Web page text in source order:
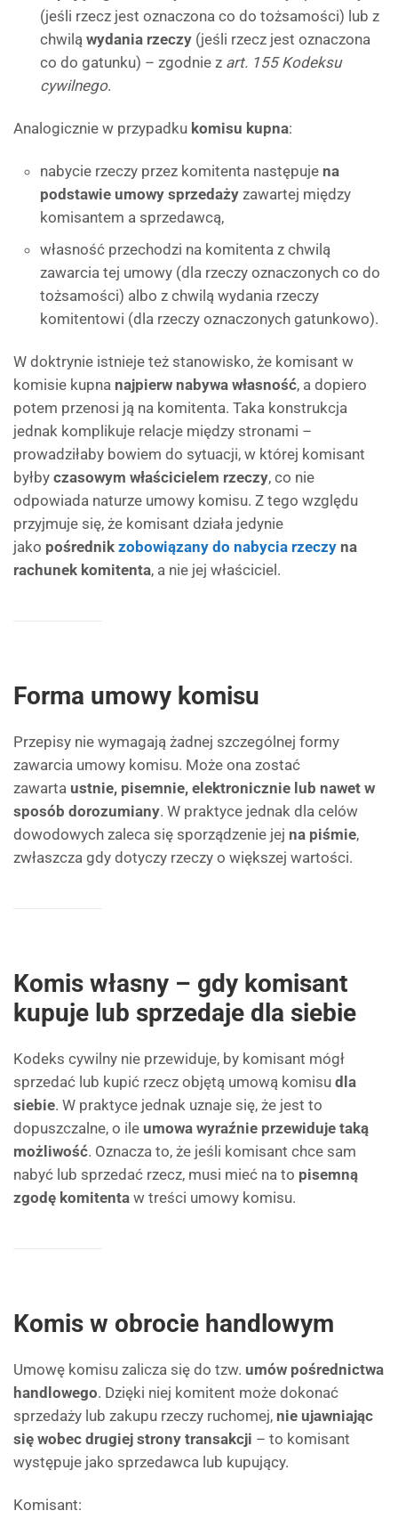
(jeśli rzecz jest oznaczona co do tożsamości) lub z
chwilą wydania rzeczy (jeśli rzecz jest oznaczona
co do gatunku) – zgodnie z art. 155 Kodeksu
cywilnego.
Analogicznie w przypadku komisu kupna:
nabycie rzeczy przez komitenta następuje na
podstawie umowy sprzedaży zawartej między
komisantem a sprzedawcą,
własność przechodzi na komitenta z chwilą
zawarcia tej umowy (dla rzeczy oznaczonych co do
tożsamości) albo z chwilą wydania rzeczy
komitentowi (dla rzeczy oznaczonych gatunkowo).
W doktrynie istnieje też stanowisko, że komisant w
komisie kupna najpierw nabywa własność, a dopiero
potem przenosi ją na komitenta. Taka konstrukcja
jednak komplikuje relacje między stronami –
prowadziłaby bowiem do sytuacji, w której komisant
byłby czasowym właścicielem rzeczy, co nie
odpowiada naturze umowy komisu. Z tego względu
przyjmuje się, że komisant działa jedynie
jako pośrednik zobowiązany do nabycia rzeczy na
rachunek komitenta, a nie jej właściciel.
Forma umowy komisu
Przepisy nie wymagają żadnej szczególnej formy
zawarcia umowy komisu. Może ona zostać
zawarta ustnie, pisemnie, elektronicznie lub nawet w
sposób dorozumiany. W praktyce jednak dla celów
dowodowych zaleca się sporządzenie jej na piśmie,
zwłaszcza gdy dotyczy rzeczy o większej wartości.
Komis własny – gdy komisant
kupuje lub sprzedaje dla siebie
Kodeks cywilny nie przewiduje, by komisant mógł
sprzedać lub kupić rzecz objętą umową komisu dla
siebie. W praktyce jednak uznaje się, że jest to
dopuszczalne, o ile umowa wyraźnie przewiduje taką
możliwość. Oznacza to, że jeśli komisant chce sam
nabyć lub sprzedać rzecz, musi mieć na to pisemną
zgodę komitenta w treści umowy komisu.
Komis w obrocie handlowym
Umowę komisu zalicza się do tzw. umów pośrednictwa
handlowego. Dzięki niej komitent może dokonać
sprzedaży lub zakupu rzeczy ruchomej, nie ujawniając
się wobec drugiej strony transakcji – to komisant
występuje jako sprzedawca lub kupujący.
Komisant: